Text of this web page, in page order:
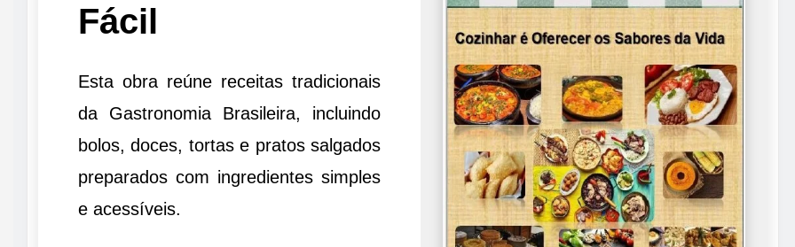
Fácil
Esta obra reúne receitas tradicionais
da Gastronomia Brasileira, incluindo
bolos, doces, tortas e pratos salgados
preparados com ingredientes simples
e acessíveis.